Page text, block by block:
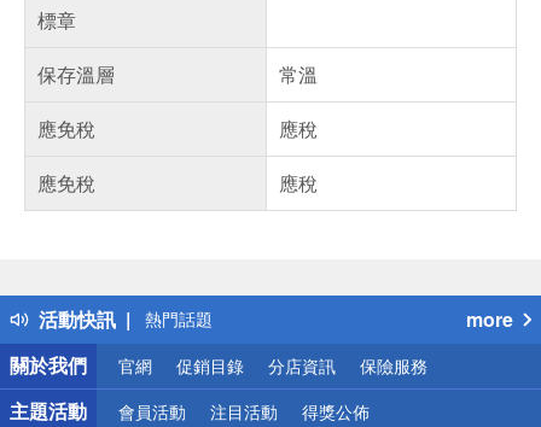
標章
保存溫層
常溫
應免稅
應稅
應免稅
應稅
活動快訊
得獎公告
熱門話題
銀行優惠
偏遠地區配送
詐騙網頁！請小心！
more
關於我們
官網 促銷目錄 分店資訊 保險服務
主題活動 會員活動 注目活動 得獎公佈